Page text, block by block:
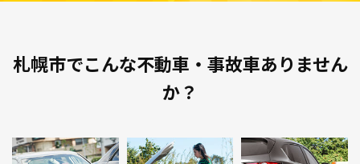
札幌市でこんな不動車・事故車ありません
か？